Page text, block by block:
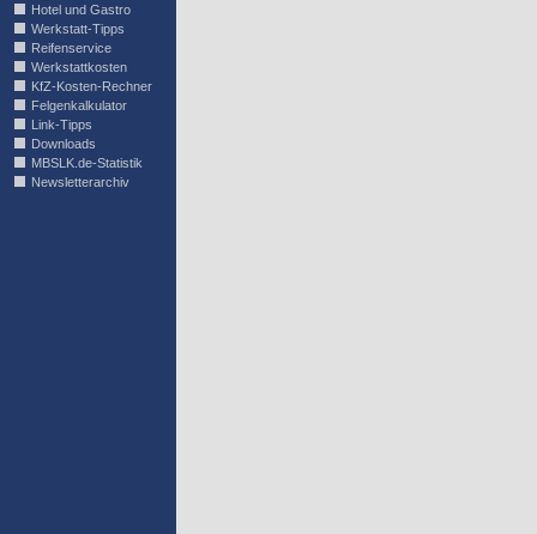
Hotel und Gastro
Werkstatt-Tipps
Reifenservice
Werkstattkosten
KfZ-Kosten-Rechner
Felgenkalkulator
Link-Tipps
Downloads
MBSLK.de-Statistik
Newsletterarchiv